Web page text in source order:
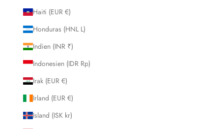
Haiti (EUR €)
Honduras (HNL L)
Indien (INR ₹)
Indonesien (IDR Rp)
Irak (EUR €)
Irland (EUR €)
Island (ISK kr)